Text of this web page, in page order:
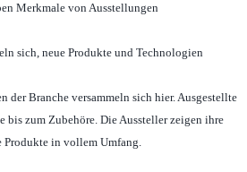
Merkmale von Ausstellungen
sich, neue Produkte und Technologien
der Branche versammeln sich hier. Ausgestellte
bis zum Zubehöre. Die Aussteller zeigen ihre
Produkte in vollem Umfang.